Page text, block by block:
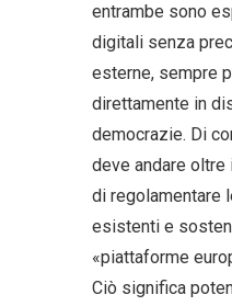
entrambe sono
digitali senza
esterne, sempre
direttamente in
democrazie. Di
deve andare
di regolamentare
esistenti e
«piattaforme
Ciò significa